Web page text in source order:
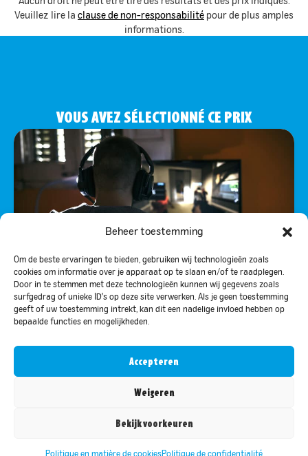
Beheer toestemming
Om de beste ervaringen te bieden, gebruiken wij technologieën zoals
cookies om informatie over je apparaat op te slaan en/of te raadplegen.
Door in te stemmen met deze technologieën kunnen wij gegevens zoals
surfgedrag of unieke ID's op deze site verwerken. Als je geen toestemming
geeft of uw toestemming intrekt, kan dit een nadelige invloed hebben op
bepaalde functies en mogelijkheden.
Accepteren
Weigeren
Bekijk voorkeuren
VOUS AVEZ SÉLECTIONNÉ CE PRIX
3X CHÈQUES-CADEAUX GAMING
Veuillez lire la clause de non-responsabilité pour de plus amples
informations.